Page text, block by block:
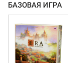
БАЗОВАЯ ИГРА